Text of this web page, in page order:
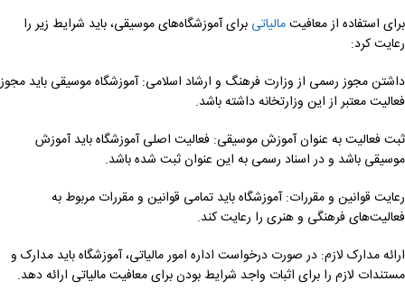
برای استفاده از معافیتمالیاتی برای آموزشگاه‌های موسیقی، باید شرایط زیر را
رعایت کرد:
داشتن مجوز رسمی از وزارت فرهنگ و ارشاد اسلامی: آموزشگاه موسیقی باید مجوز
فعالیت معتبر از این وزارتخانه داشته باشد.
ثبت فعالیت به عنوان آموزش موسیقی: فعالیت اصلی آموزشگاه باید آموزش
موسیقی باشد و در اسناد رسمی به این عنوان ثبت شده باشد.
رعایت قوانین و مقررات: آموزشگاه باید تمامی قوانین و مقررات مربوط به
فعالیت‌های فرهنگی و هنری را رعایت کند.
ارائه مدارک لازم: در صورت درخواست اداره امور مالیاتی، آموزشگاه باید مدارک و
مستندات لازم را برای اثبات واجد شرایط بودن برای معافیت مالیاتی ارائه دهد.